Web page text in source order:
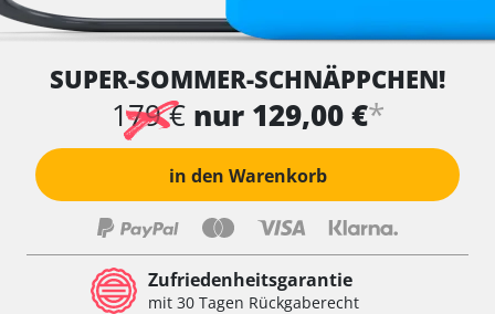
SUPER-SOMMER-SCHNÄPPCHEN!
179 € nur 129,00 €*
in den Warenkorb
Zufriedenheitsgarantie
mit 30 Tagen Rückgaberecht